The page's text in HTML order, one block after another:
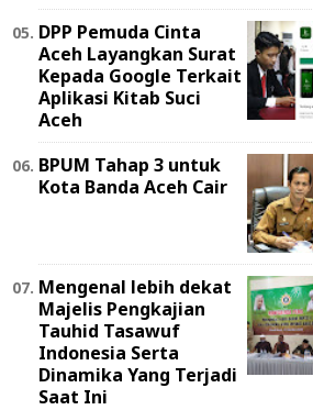
DPP Pemuda Cinta
Aceh Layangkan Surat
Kepada Google Terkait
Aplikasi Kitab Suci
Aceh
BPUM Tahap 3 untuk
Kota Banda Aceh Cair
Mengenal lebih dekat
Majelis Pengkajian
Tauhid Tasawuf
Indonesia Serta
Dinamika Yang Terjadi
Saat Ini